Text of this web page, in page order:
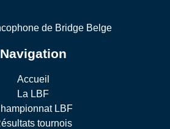
de Bridge Belge
Navigation
Accueil
La LBF
LBF
tournois